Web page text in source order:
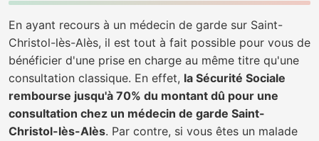
En ayant recours à un médecin de garde sur Saint-
Christol-lès-Alès, il est tout à fait possible pour vous de
bénéficier d'une prise en charge au même titre qu'une
consultation classique. En effet, la Sécurité Sociale
rembourse jusqu'à 70% du montant dû pour une
consultation chez un médecin de garde Saint-
Christol-lès-Alès. Par contre, si vous êtes un malade